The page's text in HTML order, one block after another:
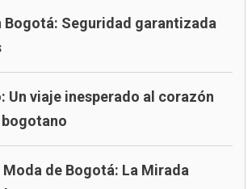
Bogotá: Seguridad garantizada
Un viaje inesperado al corazón
Moda de Bogotá: La Mirada